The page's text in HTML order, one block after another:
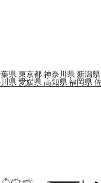
県 東京都 神奈川県 新潟県
県 愛媛県 高知県 福岡県